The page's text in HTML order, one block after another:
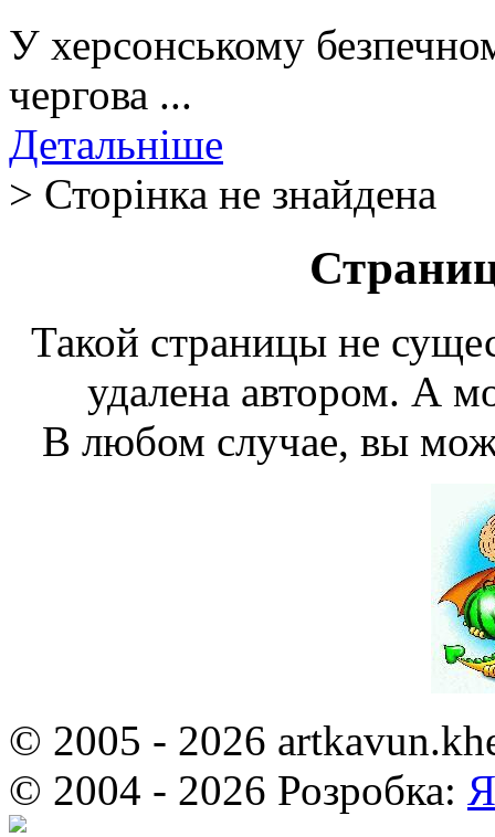
У херсонському
чергова ...
Детальніше
> Сторінка не знайдена
Такой страницы не
удалена автором. А
В любом случае, вы
© 2005 - 2026
© 2004 - 2026 Розробка: